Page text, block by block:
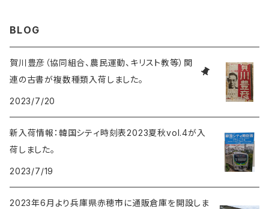
BLOG
賀川豊彦（協同組合、農民運動、キリスト教等）関
連の古書が複数種類入荷しました。
2023/7/20
新入荷情報：韓国シティ時刻表2023夏秋vol.4が入
荷しました。
2023/7/19
2023年6月より兵庫県赤穂市に通販倉庫を開設しま